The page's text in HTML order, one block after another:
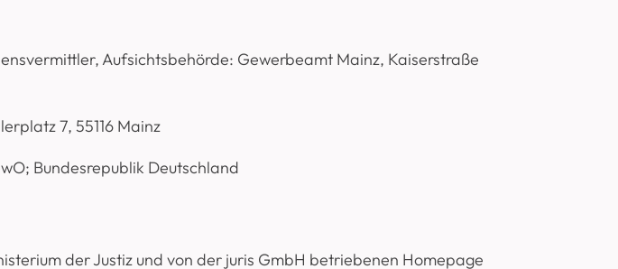
Aufsichtsbehörde: Gewerbeamt Mainz, Kaiserstraße
7, 55116 Mainz
Bundesrepublik Deutschland
der Justiz und von der juris GmbH betriebenen Homepage